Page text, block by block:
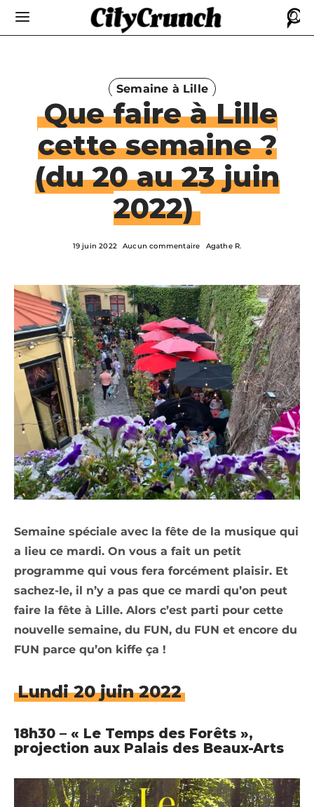
Semaine à Lille
Que faire à Lille
cette semaine ?
(du 20 au 23 juin
2022)
19 juin 2022 Aucun commentaire Agathe R.
Semaine spéciale avec la fête de la musique qui
a lieu ce mardi. On vous a fait un petit
programme qui vous fera forcément plaisir. Et
sachez-le, il n’y a pas que ce mardi qu’on peut
faire la fête à Lille. Alors c’est parti pour cette
nouvelle semaine, du FUN, du FUN et encore du
FUN parce qu’on kiffe ça !
Lundi 20 juin 2022
18h30 – « Le Temps des Forêts »,
projection aux Palais des Beaux-Arts